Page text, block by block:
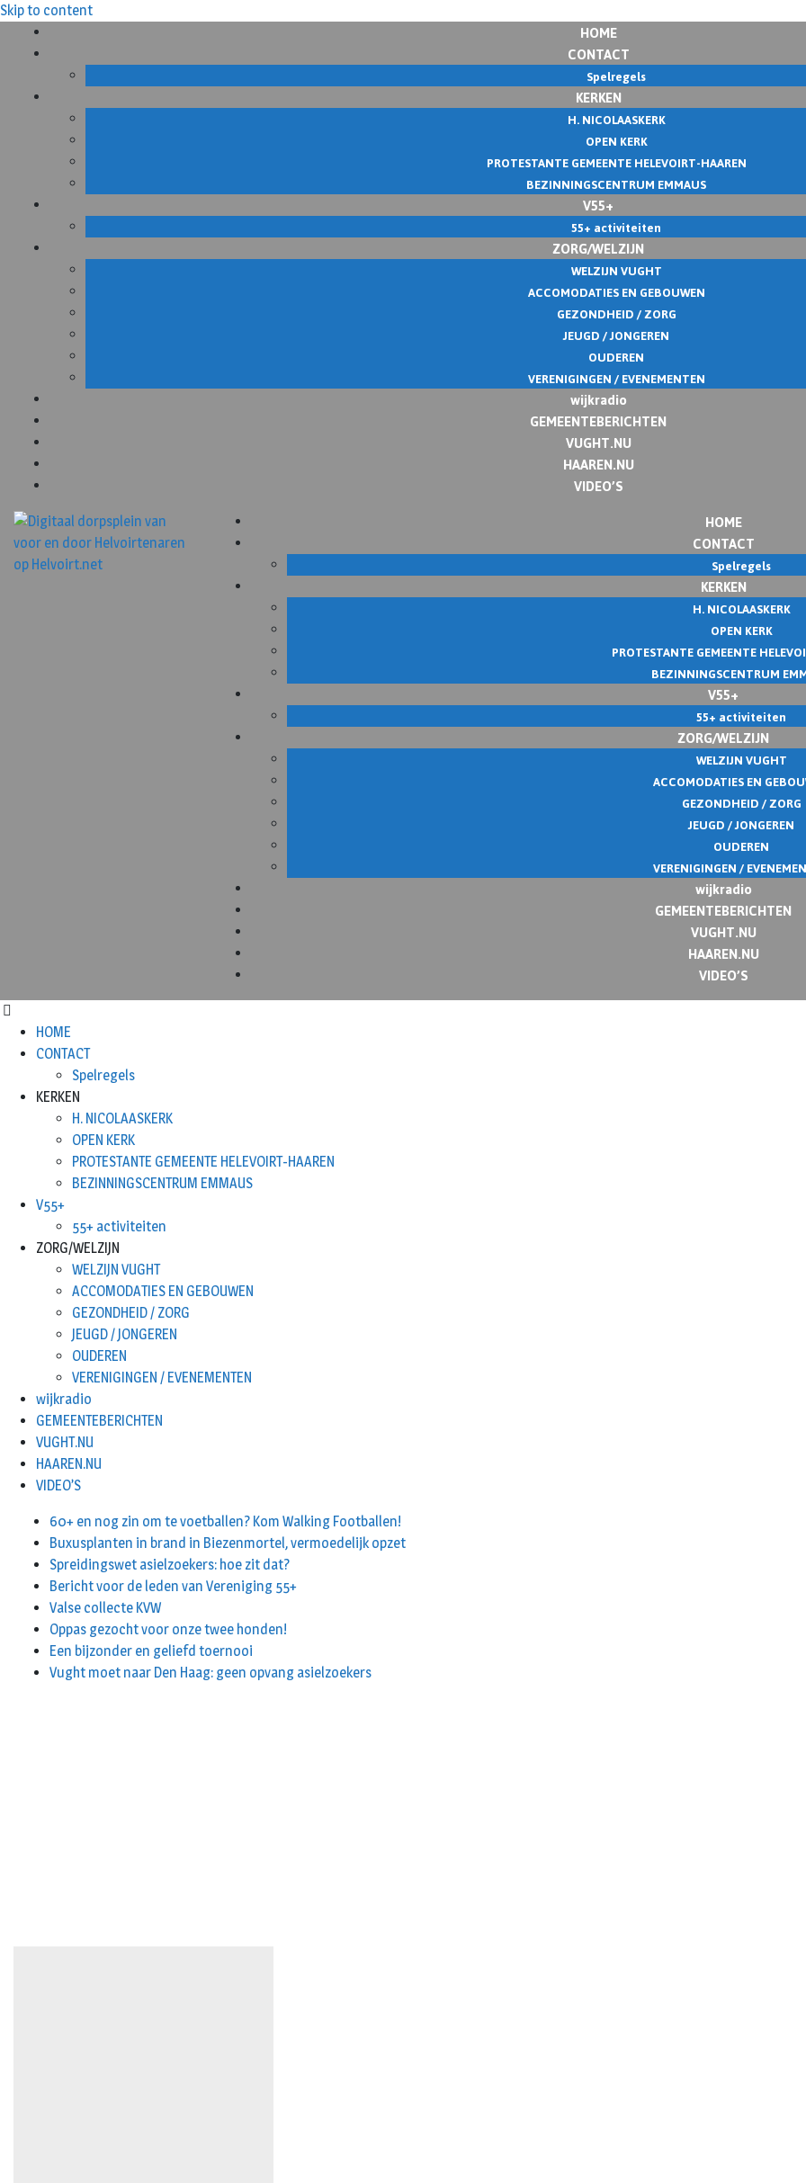
Skip to content
HOME
CONTACT
Spelregels
KERKEN
H. NICOLAASKERK
OPEN KERK
PROTESTANTE GEMEENTE HELEVOIRT-HAAREN
BEZINNINGSCENTRUM EMMAUS
V55+
55+ activiteiten
ZORG/WELZIJN
WELZIJN VUGHT
ACCOMODATIES EN GEBOUWEN
GEZONDHEID / ZORG
JEUGD / JONGEREN
OUDEREN
VERENIGINGEN / EVENEMENTEN
wijkradio
GEMEENTEBERICHTEN
VUGHT.NU
HAAREN.NU
VIDEO’S
HOME
CONTACT
Spelregels
KERKEN
H. NICOLAASKERK
OPEN KERK
PROTESTANTE GEMEENTE
BEZINNINGSCENTRUM
V55+
55+ activiteiten
ZORG/WELZIJN
WELZIJN VUGHT
ACCOMODATIES EN
GEZONDHEID / ZORG
JEUGD / JONGEREN
OUDEREN
VERENIGINGEN /
wijkradio
GEMEENTEBERICHTEN
VUGHT.NU
HAAREN.NU
VIDEO’S
HOME
CONTACT
Spelregels
KERKEN
H. NICOLAASKERK
OPEN KERK
PROTESTANTE GEMEENTE HELEVOIRT-HAAREN
BEZINNINGSCENTRUM EMMAUS
V55+
55+ activiteiten
ZORG/WELZIJN
WELZIJN VUGHT
ACCOMODATIES EN GEBOUWEN
GEZONDHEID / ZORG
JEUGD / JONGEREN
OUDEREN
VERENIGINGEN / EVENEMENTEN
wijkradio
GEMEENTEBERICHTEN
VUGHT.NU
HAAREN.NU
VIDEO’S
60+ en nog zin om te voetballen? Kom Walking Footballen!
Buxusplanten in brand in Biezenmortel, vermoedelijk opzet
Spreidingswet asielzoekers: hoe zit dat?
Bericht voor de leden van Vereniging 55+
Valse collecte KVW
Oppas gezocht voor onze twee honden!
Een bijzonder en geliefd toernooi
Vught moet naar Den Haag: geen opvang asielzoekers